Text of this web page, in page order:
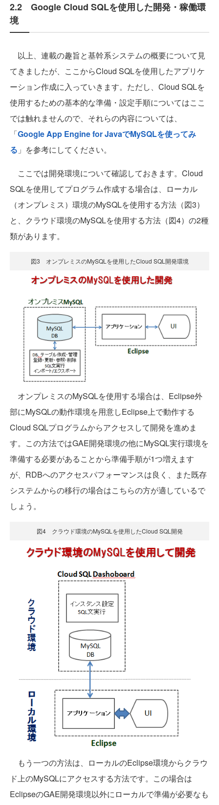
2.2 Google Cloud SQLを使用した開発・稼働環
境
以上、連載の趣旨と基幹系システムの概要について見
てきましたが、ここからCloud SQLを使用したアプリケ
ーション作成に入っていきます。ただし、Cloud SQLを
使用するための基本的な準備・設定手順についてはここ
では触れませんので、それらの内容については、
「Google App Engine for JavaでMySQLを使ってみ
る 」を参考にしてください。
ここでは開発環境について確認しておきます。Cloud
SQLを使用してプログラム作成する場合は、ローカル
（オンプレミス）環境のMySQLを使用する方法（図3）
と、クラウド環境のMySQLを使用する方法（図4）の2種
類があります。
図3 オンプレミスのMySQLを使用したCloud SQL開発環境
オンプレミスのMySQLを使用する場合は、Eclipse外
部にMySQLの動作環境を用意しEclipse上で動作する
Cloud SQLプログラムからアクセスして開発を進めま
す。この方法ではGAE開発環境の他にMySQL実行環境を
準備する必要があることから準備手順が1つ増えます
が、RDBへのアクセスパフォーマンスは良く、また既存
システムからの移行の場合はこちらの方が適しているで
しょう。
図4 クラウド環境のMySQLを使用したCloud SQL開発
もう一つの方法は、ローカルのEclipse環境からクラウ
ド上のMySQLにアクセスする方法です。この場合は
EclipseのGAE開発環境以外にローカルで準備が必要なも